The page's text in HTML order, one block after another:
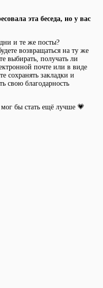
эта беседа, но у вас
и те же посты?
возвращаться на ту же
выбирать, получать ли
почте или в виде
сохранять закладки и
свою благодарность
бы стать ещё лучше 💗